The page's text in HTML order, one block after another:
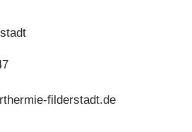
filderstadt.de